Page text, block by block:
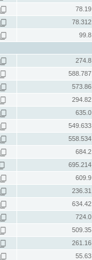
78.19
78.312
99.8
274.8
588.787
573.86
294.82
635.0
549.633
558.534
684.2
695.214
609.9
236.31
634.42
724.0
509.35
261.16
55.63